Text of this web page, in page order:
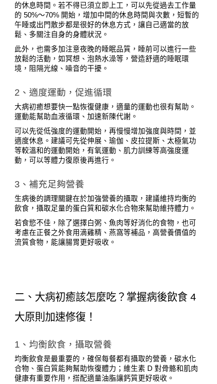
的休息時間。若不得已須立即上工，可以先從過去工作量
的 50%～70% 開始，增加中間的休息時間與次數，短暫的
午睡或出門散步都是很好的休息方式，讓自己適當的放
鬆、多關注自身的身體狀況。
此外，也需多加注意夜晚的睡眠品質，睡前可以進行一些
放鬆的活動，如冥想、泡熱水澡等，營造舒適的睡眠環
境，阻隔光線、噪音的干擾。
2、適度運動，促進循環
大病初癒想要快一點恢復健康，適量的運動也很有幫助。
運動能幫助血液循環、加速新陳代謝。
可以先從低強度的運動開始，再慢慢增加強度與時間，並
適度休息。建議可先從伸展、瑜伽、皮拉提斯、太極氣功
等較溫和的運動開始，有氧運動、肌力訓練等高強度運
動，可以等體力復原後再進行。
3、補充足夠營養
生病後的調理關鍵在於加強營養的攝取，建議維持均衡的
飲食，攝取足量的蛋白質和碳水化合物來幫助維持體力。
若食慾不佳，除了選擇白粥、魚肉等好消化的食物，也可
考慮在正餐之外食用滴雞精、燕窩等補品，高營養價值的
流質食物，能讓腸胃更好吸收。
二、大病初癒該怎麼吃？掌握病後飲食 4
大原則加速修復！
1、均衡飲食，攝取營養
均衡飲食是最重要的，確保每餐都有攝取的營養，碳水化
合物、蛋白質能夠幫助恢復體力；維生素 D 對骨骼和肌肉
健康有重要作用，搭配適量油脂讓鈣質更好吸收。